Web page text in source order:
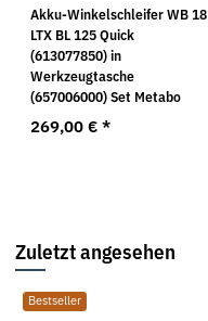
Akku-Winkelschleifer WB 18
LTX BL 125 Quick
(613077850) in
Werkzeugtasche
(657006000) Set Metabo
269,00 € *
Zuletzt angesehen
Bestseller